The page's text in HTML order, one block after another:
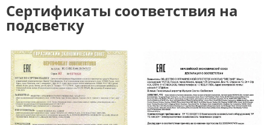
Сертификаты соответствия на
подсветку